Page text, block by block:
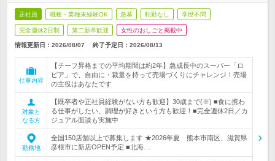
正社員 職種・業種未経験OK 急募 転勤なし 学歴不問
完全週休2日制 第二新卒歓迎 女性のおしごと掲載中
情報更新日：2026/08/07 終了予定日： 2026/08/13
仕事内容
【チーフ昇格までの平均期間は約2年】急成長中のスーパー「ロ
ピア」で、自由に・裁量を持って売場づくりにチャレンジ！売場
の主役はあなたです
対象と
なる方
【既卒者や正社員経験がない方も歓迎】30歳まで(※) ■食に携わ
る仕事がしたい、調理が好きという方も歓迎！■完全週休2日／カ
ジュアル面談も実施中
勤務地
全国150店舗以上で募集します ★2026年夏 熊本市南区、滋賀県
彦根市に新店OPEN予定 ■北海…